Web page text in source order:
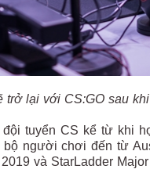
trở lại với CS:GO sau
đội tuyển CS kể từ khi
bộ người chơi đến từ
và StarLadder